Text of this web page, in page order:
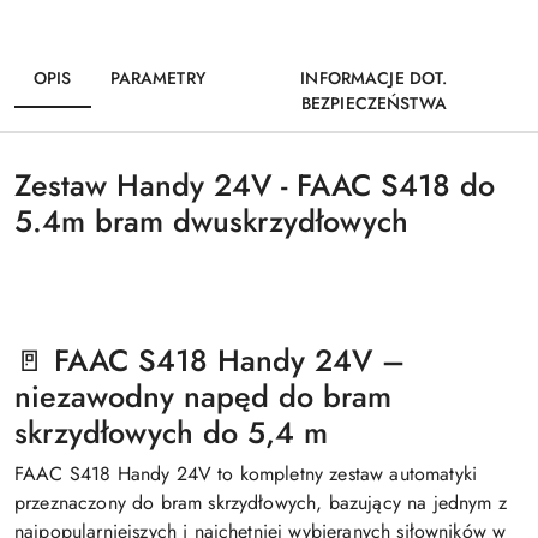
OPIS PARAMETRY
INFORMACJE DOT.
BEZPIECZEŃSTWA
Zestaw Handy 24V - FAAC S418 do
5.4m bram dwuskrzydłowych
🚪 FAAC S418 Handy 24V –
niezawodny napęd do bram
skrzydłowych do 5,4 m
FAAC S418 Handy 24V to kompletny zestaw automatyki
przeznaczony do bram skrzydłowych, bazujący na jednym z
najpopularniejszych i najchętniej wybieranych siłowników w